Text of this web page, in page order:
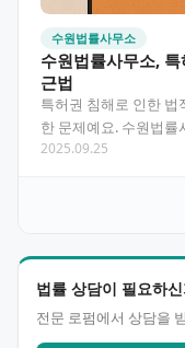
수원법률사무소
수원법률사무소,
근법
특허권 침해로 인한 법
한 문제예요. 수원법률
은 전문적 노하우를 바
2025.09.25
법률 상담이 필요하
전문 로펌에서 상담을